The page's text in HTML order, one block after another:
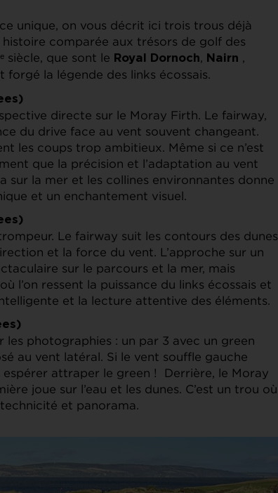
unique, on vous décrit ici trois trous déjà
comparée aux trésors de golf des
siècle, que sont le Royal Dornoch, Nairn ,
forgé la légende des links écossais.
directe sur le Moray Firth. Le fairway,
du drive face au vent souvent changeant.
les coups trop ambitieux. Même si ce n’est
que la précision et l’adaptation au vent
sur la mer et les collines environnantes donne
et un enchantement visuel.
Le fairway suit les contours des dunes
et la force du vent. L’approche sur un
sur le parcours et la mer, mais
l’on ressent la puissance du links écossais et
et la lecture attentive des éléments.
les photographies : un par 3 avec un green
au vent latéral. Si le vent souffle gauche
attraper le green ! Derrière, le Moray
joue sur l’eau et les dunes. C’est un trou où
et panorama.